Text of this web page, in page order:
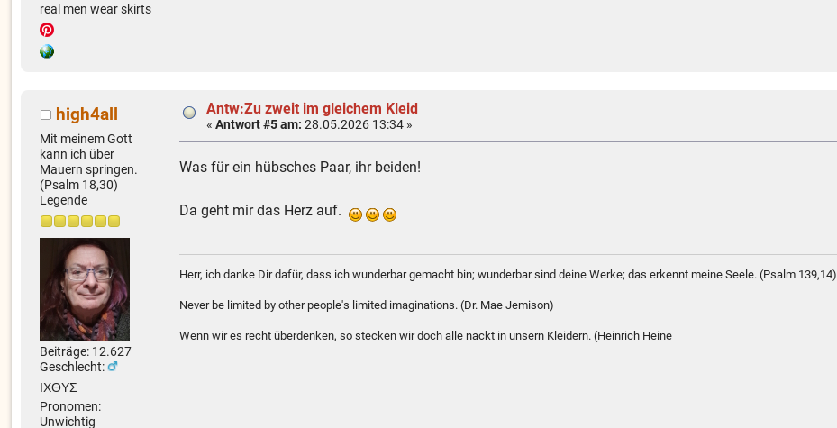
real men wear skirts
high4all
Mit meinem Gott
kann ich über
Mauern springen.
(Psalm 18,30)
Legende
Beiträge: 12.627
Geschlecht:
ΙΧΘΥΣ
Pronomen:
Unwichtig
Antw:Zu zweit im gleichem Kleid
«Antwort #5 am: 28.05.2026 13:34 »
Was für ein hübsches Paar, ihr beiden!
Da geht mir das Herz auf.
Herr, ich danke Dir dafür, dass ich wunderbar gemacht bin; wunderbar sind deine Werke; das erkennt meine Seele. (Psalm 139,14)
Never be limited by other people's limited imaginations. (Dr. Mae Jemison)
Wenn wir es recht überdenken, so stecken wir doch alle nackt in unsern Kleidern. (Heinrich Heine